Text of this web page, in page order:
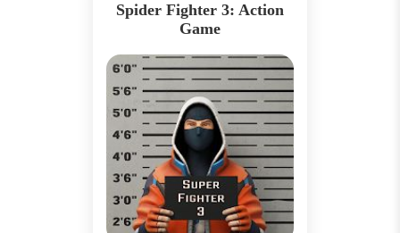
Spider Fighter 3: Action
Game